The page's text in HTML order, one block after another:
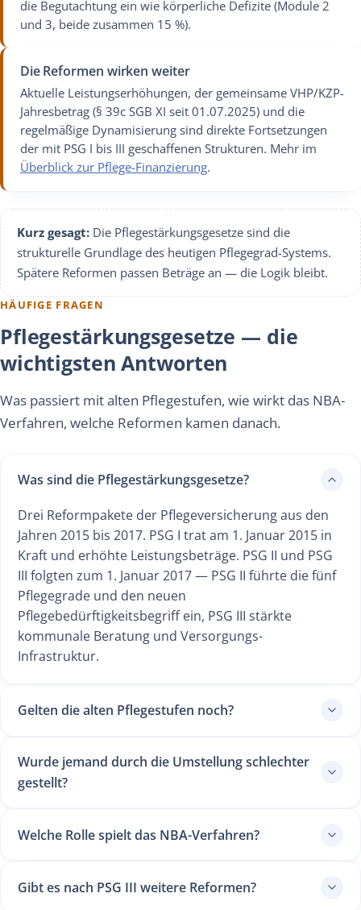
die Begutachtung ein wie körperliche Defizite (Module 2
und 3, beide zusammen 15 %).
Die Reformen wirken weiter
Aktuelle Leistungserhöhungen, der gemeinsame VHP/KZP-
Jahresbetrag (§ 39c SGB XI seit 01.07.2025) und die
regelmäßige Dynamisierung sind direkte Fortsetzungen
der mit PSG I bis III geschaffenen Strukturen. Mehr im
Überblick zur Pflege-Finanzierung.
Kurz gesagt: Die Pflegestärkungsgesetze sind die
strukturelle Grundlage des heutigen Pflegegrad-Systems.
Spätere Reformen passen Beträge an — die Logik bleibt.
HÄUFIGE FRAGEN
Pflegestärkungsgesetze — die
wichtigsten Antworten
Was passiert mit alten Pflegestufen, wie wirkt das NBA-
Verfahren, welche Reformen kamen danach.
Was sind die Pflegestärkungsgesetze?
Drei Reformpakete der Pflegeversicherung aus den
Jahren 2015 bis 2017. PSG I trat am 1. Januar 2015 in
Kraft und erhöhte Leistungsbeträge. PSG II und PSG
III folgten zum 1. Januar 2017 — PSG II führte die fünf
Pflegegrade und den neuen
Pflegebedürftigkeitsbegriff ein, PSG III stärkte
kommunale Beratung und Versorgungs-
Infrastruktur.
Gelten die alten Pflegestufen noch?
Wurde jemand durch die Umstellung schlechter
gestellt?
Welche Rolle spielt das NBA-Verfahren?
Gibt es nach PSG III weitere Reformen?